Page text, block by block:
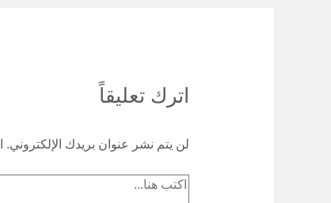
اترك تعليقاً
لن يتم نشر عنوان بريدك الإلكتروني.